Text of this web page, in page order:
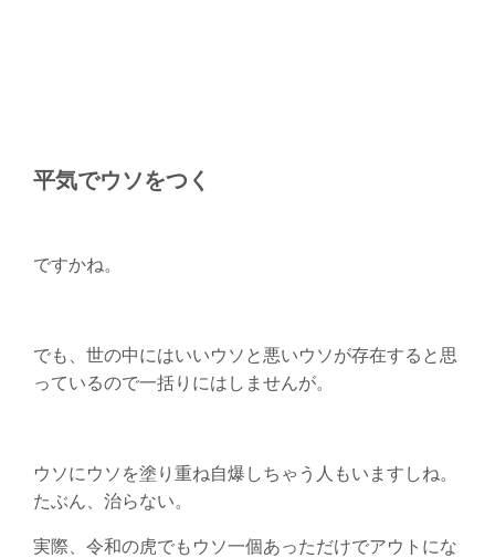
平気でウソをつく
ですかね。
でも、世の中にはいいウソと悪いウソが存在すると思
っているので一括りにはしませんが。
ウソにウソを塗り重ね自爆しちゃう人もいますしね。
たぶん、治らない。
実際、令和の虎でもウソ一個あっただけでアウトにな